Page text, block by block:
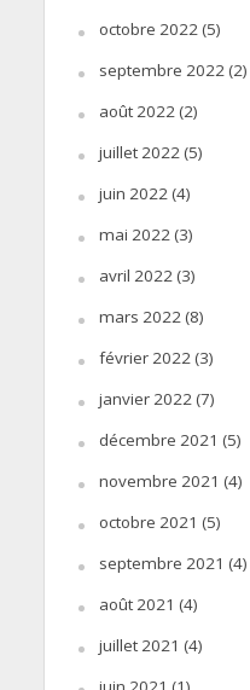
octobre 2022(5)
septembre 2022(2)
août 2022(2)
juillet 2022(5)
juin 2022(4)
mai 2022(3)
avril 2022(3)
mars 2022(8)
février 2022(3)
janvier 2022(7)
décembre 2021 (5)
novembre 2021 (4)
octobre 2021 (5)
septembre 2021 (4)
août 2021 (4)
juillet 2021 (4)